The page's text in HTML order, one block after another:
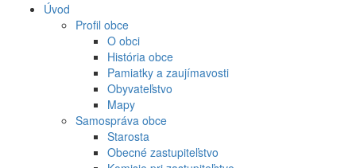
Úvod
Profil obce
O obci
História obce
Pamiatky a zaujímavosti
Obyvateľstvo
Mapy
Samospráva obce
Starosta
Obecné zastupiteľstvo